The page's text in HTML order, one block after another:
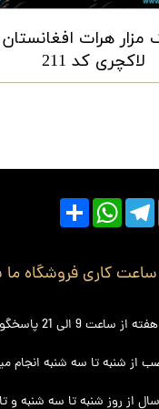
هرات افغانستان
لاکچری کد 211
ساعت کاری فروشگاه
9 الی 21 پاسخگوی شما هستیم.
از شنبه تا سه شنبه انجام
از روز شنبه تا سه شنبه و تا ساعت 14
Share